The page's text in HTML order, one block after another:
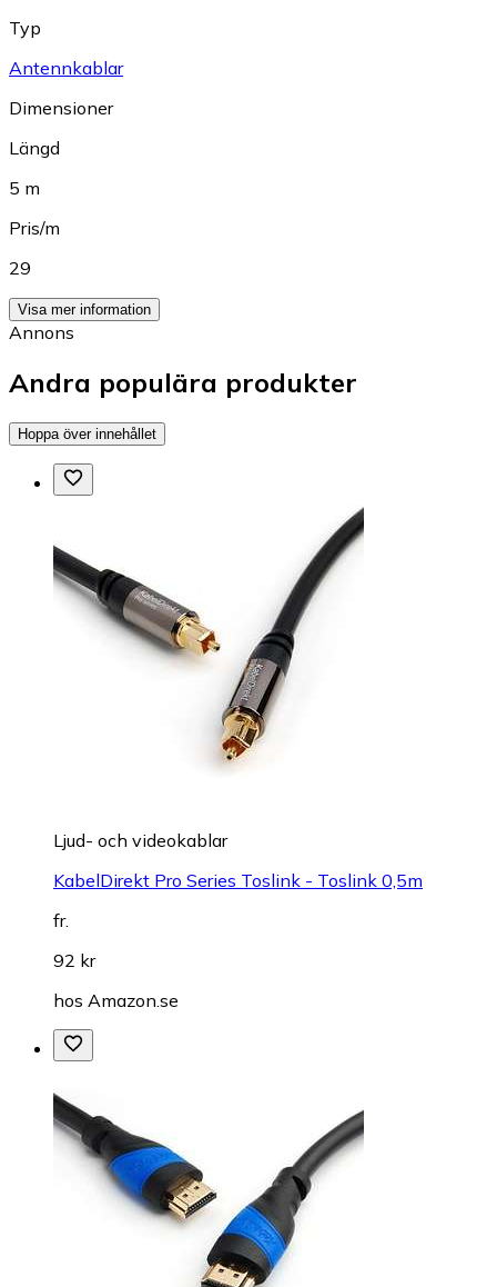
Typ
Antennkablar
Dimensioner
Längd
5 m
Pris/m
29
Visa mer information
Annons
Andra populära produkter
Hoppa över innehållet
Ljud- och videokablar
KabelDirekt Pro Series Toslink - Toslink 0,5m
fr.
92 kr
hos Amazon.se